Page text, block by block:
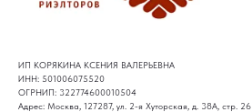
ИП КОРЯКИНА КСЕНИЯ ВАЛЕРЬЕВНА
ИНН: 501006075520
ОГРНИП: 322774600010504
Адрес: Москва, 127287, ул. 2-я Хуторская, д. 38А, стр. 26